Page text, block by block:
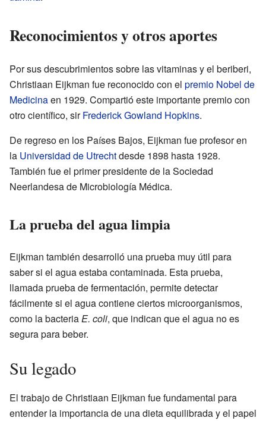
Reconocimientos y otros aportes
Por sus descubrimientos sobre las vitaminas y el beriberi,
Christiaan Eijkman fue reconocido con el premio Nobel de
Medicinaen 1929. Compartió este importante premio con
otro científico, sirFrederick Gowland Hopkins.
De regreso en los Países Bajos, Eijkman fue profesor en
la Universidad de Utrechtdesde 1898 hasta 1928.
También fue el primer presidente de la Sociedad
Neerlandesa de Microbiología Médica.
La prueba del agua limpia
Eijkman también desarrolló una prueba muy útil para
saber si el agua estaba contaminada. Esta prueba,
llamada prueba de fermentación, permite detectar
fácilmente si el agua contiene ciertos microorganismos,
como la bacteriaE. coli, que indican que el agua no es
segura para beber.
Su legado
El trabajo de Christiaan Eijkman fue fundamental para
entender la importancia de una dieta equilibrada y el papel